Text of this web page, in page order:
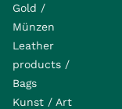
Gold /
Münzen
Leather
products /
Bags
Kunst / Art